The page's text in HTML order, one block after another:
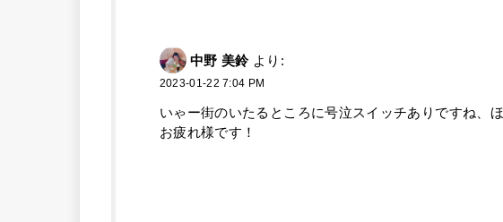
中野 美鈴 より:
2023-01-22 7:04 PM
いゃー街のいたるところに号泣スイッチありですね、
お疲れ様です！